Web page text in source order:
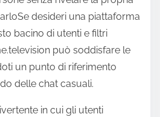
desideri una piattaforma
bacino di utenti e filtri
può soddisfare le
un punto di riferimento
delle chat casuali.
in cui gli utenti